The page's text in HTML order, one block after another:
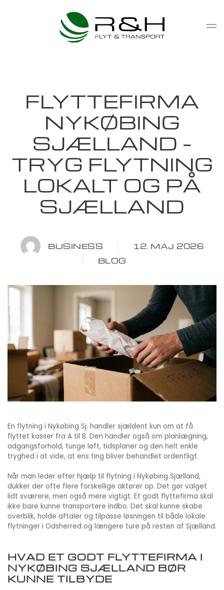
Gå til hovedindhold
FLYTTEFIRMA
NYKØBING
SJÆLLAND –
TRYG FLYTNING
LOKALT OG PÅ
SJÆLLAND
BUSINESS
12. MAJ 2026
BLOG
En flytning i Nykøbing Sj. handler sjældent kun om at få
flyttet kasser fra A til B. Den handler også om planlægning,
adgangsforhold, tunge løft, tidsplaner og den helt enkle
tryghed i at vide, at ens ting bliver behandlet ordentligt.
Når man leder efter hjælp til flytning i Nykøbing Sjælland,
dukker der ofte flere forskellige aktører op. Det gør valget
lidt sværere, men også mere vigtigt. Et godt flyttefirma skal
ikke bare kunne transportere indbo. Det skal kunne skabe
overblik, holde aftaler og tilpasse løsningen til både lokale
flytninger i Odsherred og længere ture på resten af Sjælland.
HVAD ET GODT FLYTTEFIRMA I
NYKØBING SJÆLLAND BØR
KUNNE TILBYDE